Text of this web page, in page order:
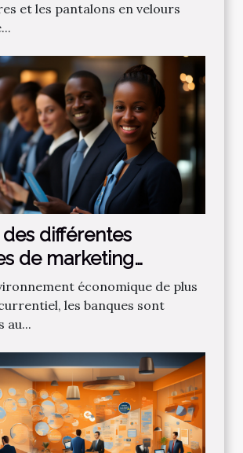
et les pantalons en velours
différentes
de marketing
pour attirer de
clients
économique de plus
les banques sont
au...